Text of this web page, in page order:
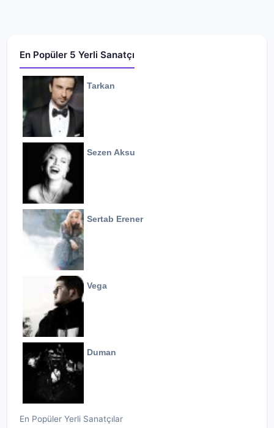
En Popüler 5 Yerli Sanatçı
Tarkan
Sezen Aksu
Sertab Erener
Vega
Duman
En Popüler Yerli Sanatçılar